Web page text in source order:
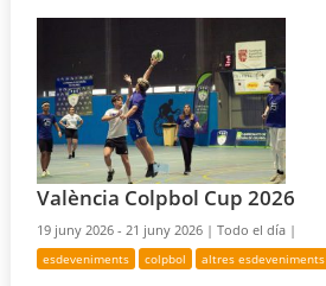
València Colpbol Cup 2026
19 juny 2026 - 21 juny 2026 |Todo el día |
esdeveniments colpbol altres esdeveniments